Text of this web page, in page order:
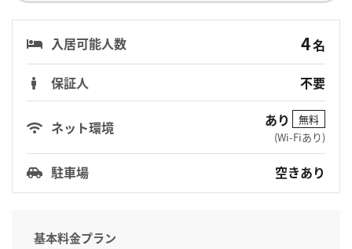
入居可能人数 4名
保証人
不要
ネット環境 あり
無料
(Wi-Fiあり)
駐車場 空きあり
基本料金プラン